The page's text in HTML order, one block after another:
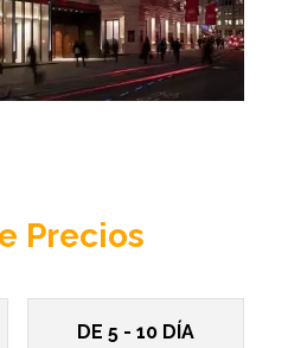
Precios
DE 5 - 10 DÍA